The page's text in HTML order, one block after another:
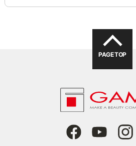
PAGE TOP